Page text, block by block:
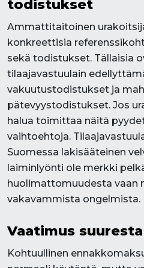
todistukset
Ammattitaitoinen
konkreettisia
sekä todistukset. Tällaisia
tilaajavastuulain
vakuutustodistukset ja
pätevyystodistukset. Jos
halua toimittaa näitä
vaihtoehtoja.
Suomessa lakisääteinen
laiminlyönti ole merkki
huolimattomuudesta vaan
vakavammista ongelmista.
Vaatimus
Kohtuullinen